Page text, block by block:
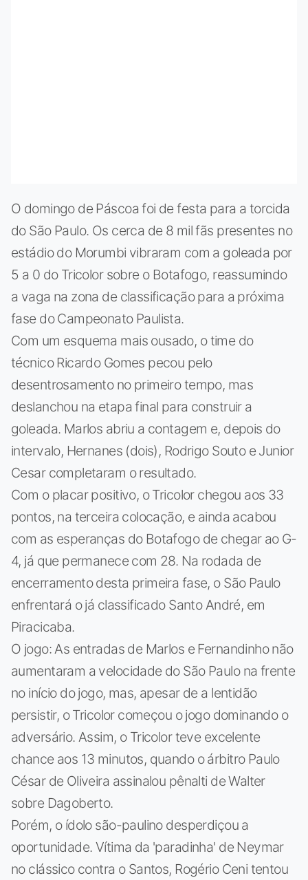
O domingo de Páscoa foi de festa para a torcida
do São Paulo. Os cerca de 8 mil fãs presentes no
estádio do Morumbi vibraram com a goleada por
5 a 0 do Tricolor sobre o Botafogo, reassumindo
a vaga na zona de classificação para a próxima
fase do Campeonato Paulista.
Com um esquema mais ousado, o time do
técnico Ricardo Gomes pecou pelo
desentrosamento no primeiro tempo, mas
deslanchou na etapa final para construir a
goleada. Marlos abriu a contagem e, depois do
intervalo, Hernanes (dois), Rodrigo Souto e Junior
Cesar completaram o resultado.
Com o placar positivo, o Tricolor chegou aos 33
pontos, na terceira colocação, e ainda acabou
com as esperanças do Botafogo de chegar ao G-
4, já que permanece com 28. Na rodada de
encerramento desta primeira fase, o São Paulo
enfrentará o já classificado Santo André, em
Piracicaba.
O jogo: As entradas de Marlos e Fernandinho não
aumentaram a velocidade do São Paulo na frente
no início do jogo, mas, apesar de a lentidão
persistir, o Tricolor começou o jogo dominando o
adversário. Assim, o Tricolor teve excelente
chance aos 13 minutos, quando o árbitro Paulo
César de Oliveira assinalou pênalti de Walter
sobre Dagoberto.
Porém, o ídolo são-paulino desperdiçou a
oportunidade. Vítima da 'paradinha' de Neymar
no clássico contra o Santos, Rogério Ceni tentou